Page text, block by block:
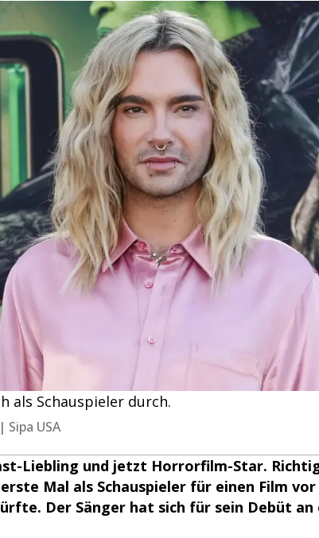
als Schauspieler durch.
Sipa USA
Liebling und jetzt Horrorfilm-Star.
Mal als Schauspieler für einen Film
Der Sänger hat sich für sein Debüt an